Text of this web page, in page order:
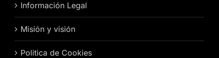
Información Legal
Misión y visión
Politica de Cookies